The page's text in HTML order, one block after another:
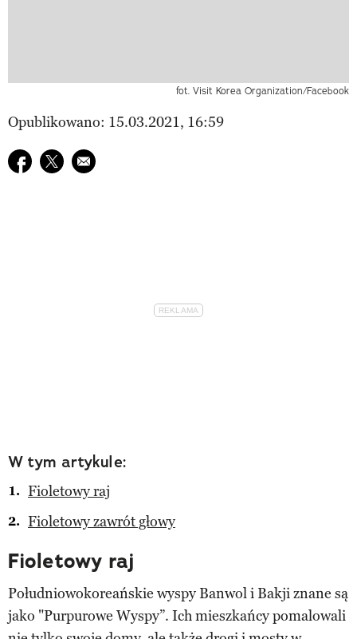
fot. Visit Korea Organization/Facebook
Opublikowano: 15.03.2021, 16:59
Udostępnij na facebook
Udostępnij na twitter
E-mail do przyjaciela
W tym artykule:
Fioletowy raj
Fioletowy zawrót głowy
Fioletowy raj
Południowokoreańskie wyspy Banwol i Bakji znane są
jako "Purpurowe Wyspy”. Ich mieszkańcy pomalowali